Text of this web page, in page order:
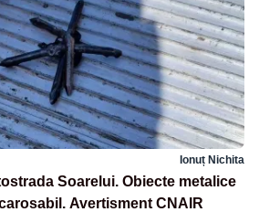
Ionuț Nichita
Soarelui. Obiecte metalice
Avertisment CNAIR